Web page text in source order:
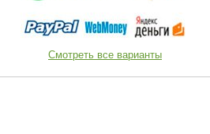
Смотреть все варианты